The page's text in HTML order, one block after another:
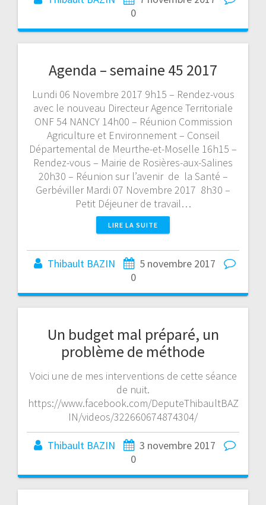
0
Agenda – semaine 45 2017
Lundi 06 Novembre 2017 9h15 – Rendez-vous
avec le nouveau Directeur Agence Territoriale
ONF 54 NANCY 14h00 – Réunion Commission
Agriculture et Environnement – Conseil
Départemental de Meurthe-et-Moselle 16h15 –
Rendez-vous – Mairie de Rosières-aux-Salines
20h30 – Réunion sur l’avenir de la Santé –
Gerbéviller Mardi 07 Novembre 2017 8h30 –
Petit Déjeuner de travail…
LIRE LA SUITE
Thibault BAZIN
5 novembre 2017
0
Un budget mal préparé, un
problème de méthode
Voici une de mes interventions de cette séance
de nuit.
https://www.facebook.com/DeputeThibaultBAZ
IN/videos/322660674874304/
Thibault BAZIN
3 novembre 2017
0